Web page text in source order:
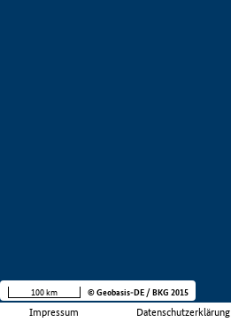
Impressum Datenschutzerklärung
100 km © Geobasis-DE / BKG 2015